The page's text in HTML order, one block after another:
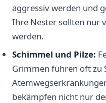
aggressiv werden und
Ihre Nester sollten nur
werden.
Schimmel und Pilze:
Grimmen führen oft zu
bekämpfen nicht nur